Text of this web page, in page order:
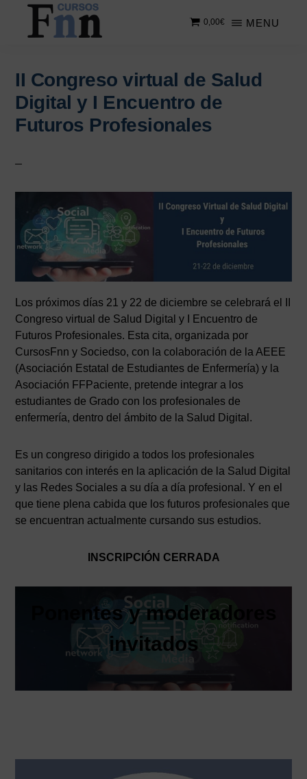
Saltar
contenido
Saltar
lateral
principal
cursos
online
MENU
0,00€
II Congreso virtual de Salud
Digital y I Encuentro de
Futuros Profesionales
Los próximos días 21 y 22 de diciembre se celebrará el II
Congreso virtual de Salud Digital y I Encuentro de
Futuros Profesionales. Esta cita, organizada por
CursosFnn y Sociedso, con la colaboración de la AEEE
(Asociación Estatal de Estudiantes de Enfermería) y la
Asociación FFPaciente, pretende integrar a los
estudiantes de Grado con los profesionales de
enfermería, dentro del ámbito de la Salud Digital.
Es un congreso dirigido a todos los profesionales
sanitarios con interés en la aplicación de la Salud Digital
y las Redes Sociales a su día a día profesional. Y en el
que tiene plena cabida que los futuros profesionales que
se encuentran actualmente cursando sus estudios.
INSCRIPCIÓN CERRADA
Ponentes y moderadores
invitados